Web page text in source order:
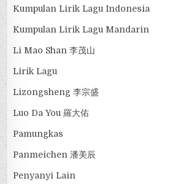
Kumpulan Lirik Lagu Indonesia
Kumpulan Lirik Lagu Mandarin
Li Mao Shan 李茂山
Lirik Lagu
Lizongsheng 李宗盛
Luo Da You 羅大佑
Pamungkas
Panmeichen 潘美辰
Penyanyi Lain